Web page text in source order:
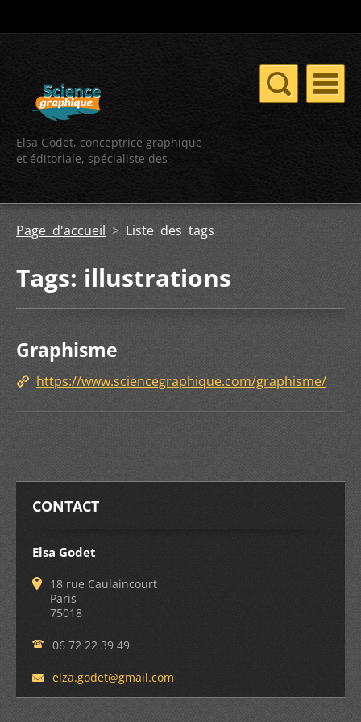
Elsa Godet, conceptrice graphique
et éditoriale, spécialiste des
Page d'accueil > Liste des tags
Tags: illustrations
Graphisme
https://www.sciencegraphique.com/graphisme/
CONTACT
Elsa Godet
18 rue Caulaincourt
Paris
75018
06 72 22 39 49
elza.godet@gmail.com